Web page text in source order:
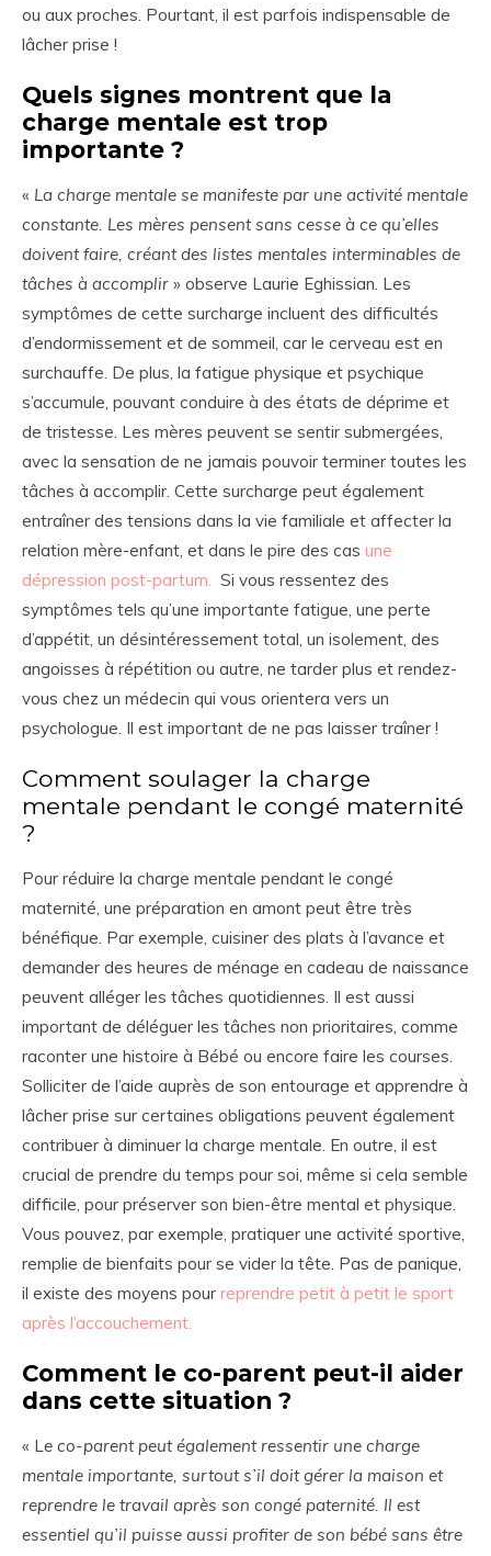
ou aux proches. Pourtant, il est parfois indispensable de
lâcher prise !
Quels signes montrent que la
charge mentale est trop
importante ?
« La charge mentale se manifeste par une activité mentale
constante. Les mères pensent sans cesse à ce qu’elles
doivent faire, créant des listes mentales interminables de
tâches à accomplir » observe Laurie Eghissian. Les
symptômes de cette surcharge incluent des difficultés
d’endormissement et de sommeil, car le cerveau est en
surchauffe. De plus, la fatigue physique et psychique
s’accumule, pouvant conduire à des états de déprime et
de tristesse. Les mères peuvent se sentir submergées,
avec la sensation de ne jamais pouvoir terminer toutes les
tâches à accomplir. Cette surcharge peut également
entraîner des tensions dans la vie familiale et affecter la
relation mère-enfant, et dans le pire des cas une
dépression post-partum. Si vous ressentez des
symptômes tels qu’une importante fatigue, une perte
d’appétit, un désintéressement total, un isolement, des
angoisses à répétition ou autre, ne tarder plus et rendez-
vous chez un médecin qui vous orientera vers un
psychologue. Il est important de ne pas laisser traîner !
Comment soulager la charge
mentale pendant le congé maternité
?
Pour réduire la charge mentale pendant le congé
maternité, une préparation en amont peut être très
bénéfique. Par exemple, cuisiner des plats à l’avance et
demander des heures de ménage en cadeau de naissance
peuvent alléger les tâches quotidiennes. Il est aussi
important de déléguer les tâches non prioritaires, comme
raconter une histoire à Bébé ou encore faire les courses.
Solliciter de l’aide auprès de son entourage et apprendre à
lâcher prise sur certaines obligations peuvent également
contribuer à diminuer la charge mentale. En outre, il est
crucial de prendre du temps pour soi, même si cela semble
difficile, pour préserver son bien-être mental et physique.
Vous pouvez, par exemple, pratiquer une activité sportive,
remplie de bienfaits pour se vider la tête. Pas de panique,
il existe des moyens pour reprendre petit à petit le sport
après l’accouchement.
Comment le co-parent peut-il aider
dans cette situation ?
« Le co-parent peut également ressentir une charge
mentale importante, surtout s’il doit gérer la maison et
reprendre le travail après son congé paternité. Il est
essentiel qu’il puisse aussi profiter de son bébé sans être